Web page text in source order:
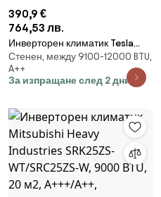
390,9 €
764,53 лв.
Инверторен климатик Tesla
TA36FFUL-1232IAW, 12000 BTU,
Wi-Fi, Turbo, Клас А++, Бял
Стенен, между 9100-12000 BTU,
A++
За изпращане след 2 дни